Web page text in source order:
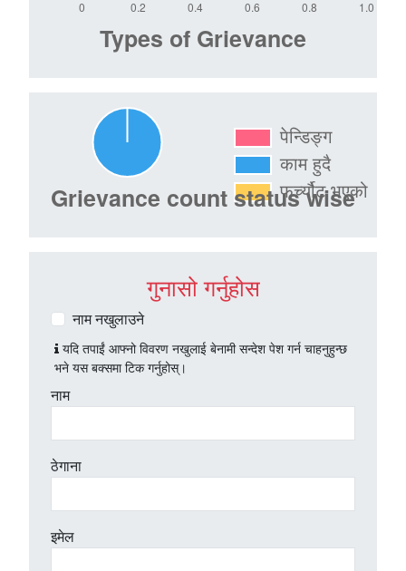
गुनासो गर्नुहोस
नाम नखुलाउने
यदि तपाईं आफ्नो विवरण नखुलाई बेनामी सन्देश पेश गर्न चाहनुहुन्छ
भने यस बक्समा टिक गर्नुहोस्।
नाम
ठेगाना
इमेल